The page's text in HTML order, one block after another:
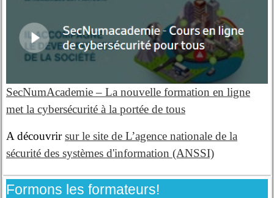
SecNumAcademie – La nouvelle formation en ligne
met la cybersécurité à la portée de tous
A découvrirsur le site de L’agence nationale de la
sécurité des systèmes d'information (ANSSI)
Formons les formateurs!